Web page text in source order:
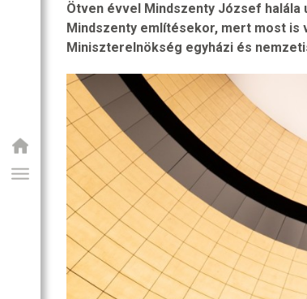
Ötven évvel Mindszenty József
Mindszenty említésekor, mert most is
Miniszterelnökség egyházi és